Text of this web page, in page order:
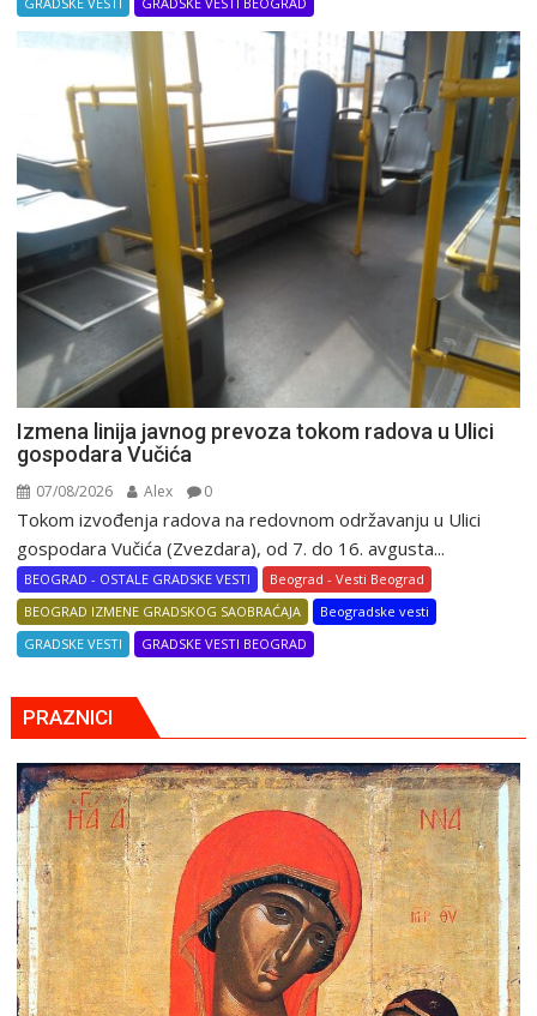
Izmena linija javnog prevoza tokom radova u Ulici
gospodara Vučića
07/08/2026 Alex 0
Tokom izvođenja radova na redovnom održavanju u Ulici
gospodara Vučića (Zvezdara), od 7. do 16. avgusta...
BEOGRAD - OSTALE GRADSKE VESTI
Beograd - Vesti Beograd
BEOGRAD IZMENE GRADSKOG SAOBRAĆAJA
Beogradske vesti
GRADSKE VESTI
GRADSKE VESTI BEOGRAD
PRAZNICI